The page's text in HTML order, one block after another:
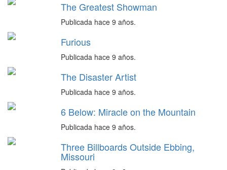
The Greatest Showman
Publicada hace 9 años.
Furious
Publicada hace 9 años.
The Disaster Artist
Publicada hace 9 años.
6 Below: Miracle on the Mountain
Publicada hace 9 años.
Three Billboards Outside Ebbing,
Missouri